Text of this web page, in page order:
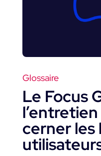
Glossaire
Le Focus
cerner les